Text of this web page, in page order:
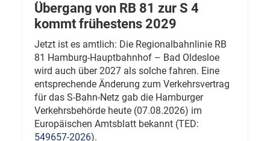
Übergang von RB 81 zur S 4
kommt frühestens 2029
Jetzt ist es amtlich: Die Regionalbahnlinie RB
81 Hamburg-Hauptbahnhof – Bad Oldesloe
wird auch über 2027 als solche fahren. Eine
entsprechende Änderung zum Verkehrsvertrag
für das S-Bahn-Netz gab die Hamburger
Verkehrsbehörde heute (07.08.2026) im
Europäischen Amtsblatt bekannt (TED:
549657-2026).